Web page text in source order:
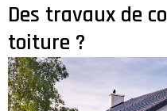
Des travaux de
toiture ?